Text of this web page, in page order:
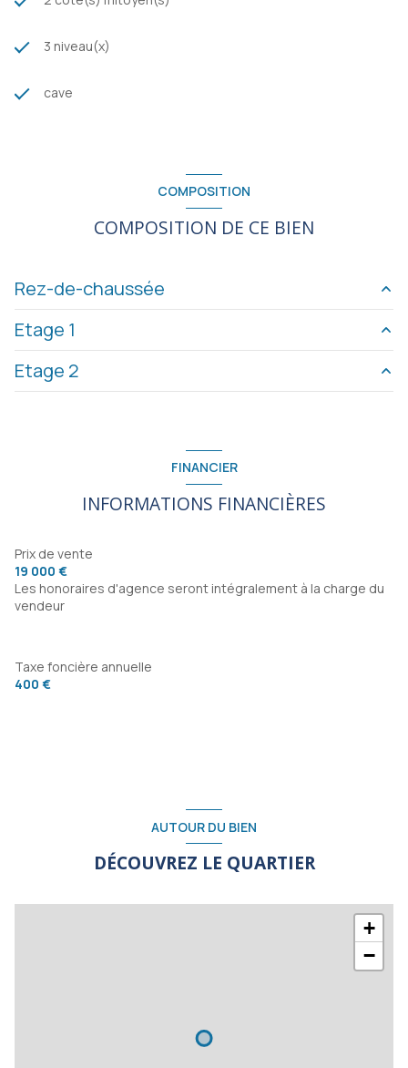
3 niveau(x)
cave
COMPOSITION
COMPOSITION DE CE BIEN
Rez-de-chaussée
cuisine
salon/sejour
25 m²
Etage 1
salle d'eau
Etage 2
FINANCIER
INFORMATIONS FINANCIÈRES
Prix de vente
19 000 €
Les honoraires d'agence seront intégralement à la charge du
vendeur
Taxe foncière annuelle
400 €
AUTOUR DU BIEN
DÉCOUVREZ LE QUARTIER
+
−